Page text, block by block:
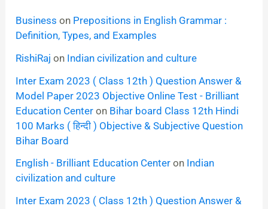
Business on Prepositions in English Grammar :
Definition, Types, and Examples
RishiRaj on Indian civilization and culture
Inter Exam 2023 ( Class 12th ) Question Answer &
Model Paper 2023 Objective Online Test - Brilliant
Education Center on Bihar board Class 12th Hindi
100 Marks ( हिन्दी ) Objective & Subjective Question
Bihar Board
English - Brilliant Education Center on Indian
civilization and culture
Inter Exam 2023 ( Class 12th ) Question Answer &